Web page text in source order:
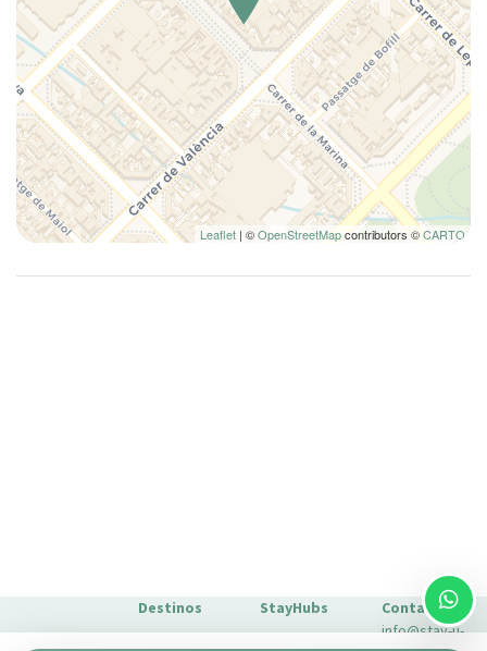
Detectores de furmo
Ducha
Esenciales
Familia
Fogones
Horno
Inodoro
Inodoro
Leaflet | ©OpenStreetMapcontributors ©CARTO
Destinos StayHubs
Contacto
info@stay-u-